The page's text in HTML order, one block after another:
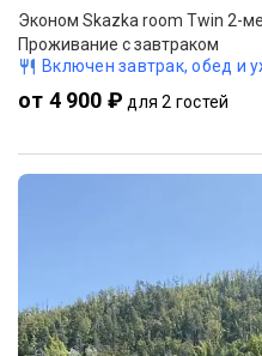
Эконом Skazka room Twin 2-
Проживание с завтраком
Включен завтрак, обед и
от 4 900 ₽ для 2 гостей